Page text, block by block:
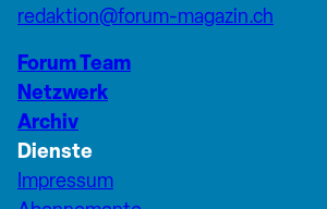
redaktion@forum-magazin.ch
Forum Team
Netzwerk
Archiv
Dienste
Impressum